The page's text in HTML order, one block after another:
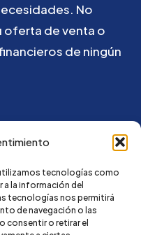
tecnologías como
a la información del
tecnologías nos permitirá
de navegación o las
consentir o retirar el
No
oferta deventa o
de ningún
con nosotros